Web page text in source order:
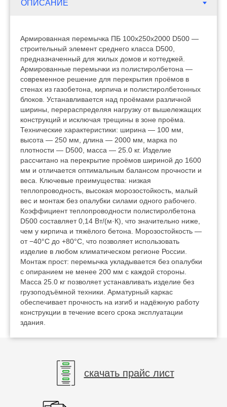
Армированная перемычка ПБ 100х250х2000 D500 —
строительный элемент среднего класса D500,
предназначенный для жилых домов и коттеджей.
Армированные перемычки из полистиролбетона —
современное решение для перекрытия проёмов в
стенах из газобетона, кирпича и полистиролбетонных
блоков. Устанавливается над проёмами различной
ширины, перераспределяя нагрузку от вышележащих
конструкций и исключая трещины в зоне проёма.
Технические характеристики: ширина — 100 мм,
высота — 250 мм, длина — 2000 мм, марка по
плотности — D500, масса — 25.0 кг. Изделие
рассчитано на перекрытие проёмов шириной до 1600
мм и отличается оптимальным балансом прочности и
веса. Ключевые преимущества: низкая
теплопроводность, высокая морозостойкость, малый
вес и монтаж без опалубки силами одного рабочего.
Коэффициент теплопроводности полистиролбетона
D500 составляет 0,14 Вт/(м·К), что значительно ниже,
чем у кирпича и тяжёлого бетона. Морозостойкость —
от −40°C до +80°C, что позволяет использовать
изделие в любом климатическом регионе России.
Монтаж прост: перемычка укладывается без опалубки
с опиранием не менее 200 мм с каждой стороны.
Масса 25.0 кг позволяет устанавливать изделие без
грузоподъёмной техники. Арматурный каркас
обеспечивает прочность на изгиб и надёжную работу
конструкции в течение всего срока эксплуатации
здания.
скачать прайс лист